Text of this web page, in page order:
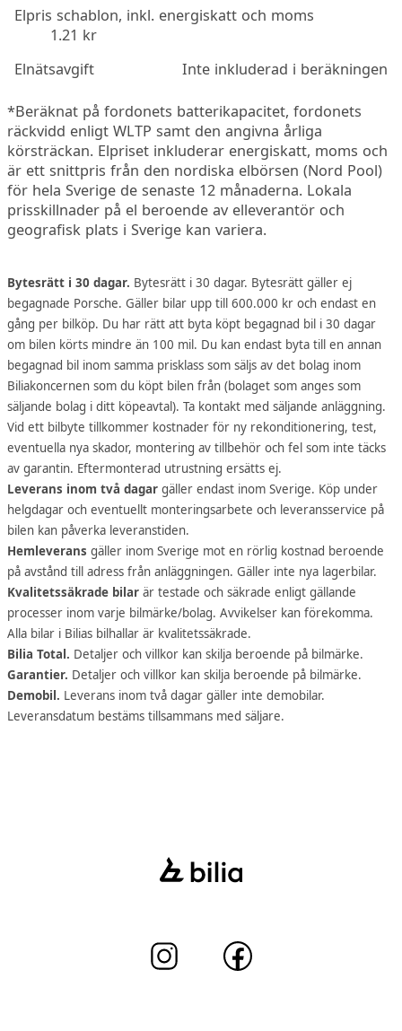
Elpris schablon, inkl. energiskatt och moms
1.21 kr
Elnätsavgift
Inte inkluderad i beräkningen
*Beräknat på fordonets batterikapacitet, fordonets
räckvidd enligt WLTP samt den angivna årliga
körsträckan. Elpriset inkluderar energiskatt, moms och
är ett snittpris från den nordiska elbörsen (Nord Pool)
för hela Sverige de senaste 12 månaderna. Lokala
prisskillnader på el beroende av elleverantör och
geografisk plats i Sverige kan variera.
Bytesrätt i 30 dagar. Bytesrätt i 30 dagar. Bytesrätt gäller ej
begagnade Porsche. Gäller bilar upp till 600.000 kr och endast en
gång per bilköp. Du har rätt att byta köpt begagnad bil i 30 dagar
om bilen körts mindre än 100 mil. Du kan endast byta till en annan
begagnad bil inom samma prisklass som säljs av det bolag inom
Biliakoncernen som du köpt bilen från (bolaget som anges som
säljande bolag i ditt köpeavtal). Ta kontakt med säljande anläggning.
Vid ett bilbyte tillkommer kostnader för ny rekonditionering, test,
eventuella nya skador, montering av tillbehör och fel som inte täcks
av garantin. Eftermonterad utrustning ersätts ej.
Leverans inom två dagar gäller endast inom Sverige. Köp under
helgdagar och eventuellt monteringsarbete och leveransservice på
bilen kan påverka leveranstiden.
Hemleverans gäller inom Sverige mot en rörlig kostnad beroende
på avstånd till adress från anläggningen. Gäller inte nya lagerbilar.
Kvalitetssäkrade bilar är testade och säkrade enligt gällande
processer inom varje bilmärke/bolag. Avvikelser kan förekomma.
Alla bilar i Bilias bilhallar är kvalitetssäkrade.
Bilia Total. Detaljer och villkor kan skilja beroende på bilmärke.
Garantier. Detaljer och villkor kan skilja beroende på bilmärke.
Demobil. Leverans inom två dagar gäller inte demobilar.
Leveransdatum bestäms tillsammans med säljare.